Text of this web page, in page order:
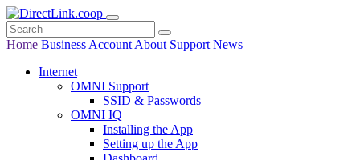
Home Business Account About Support News
Internet
OMNI Support
SSID & Passwords
OMNI IQ
Installing the App
Setting up the App